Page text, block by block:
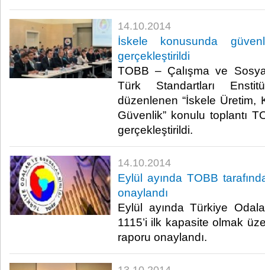
14.10.2014
İskele konusunda
gerçekleştirildi
TOBB – Çalışma ve
Türk Standartları
düzenlenen “İskele Üretim,
Güvenlik” konulu toplantı
gerçekleştirildi.​
14.10.2014
Eylül ayında TOBB
onaylandı
Eylül ayında Türkiye
1115’i ilk kapasite olmak
raporu onaylandı.​